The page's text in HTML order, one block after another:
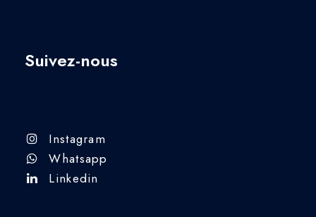
Suivez-nous
Instagram
Whatsapp
Linkedin